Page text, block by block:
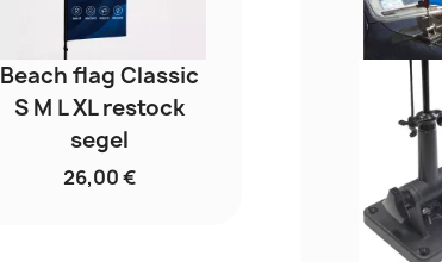
Beach flag Classic
S M L XL restock
segel
26,00 €